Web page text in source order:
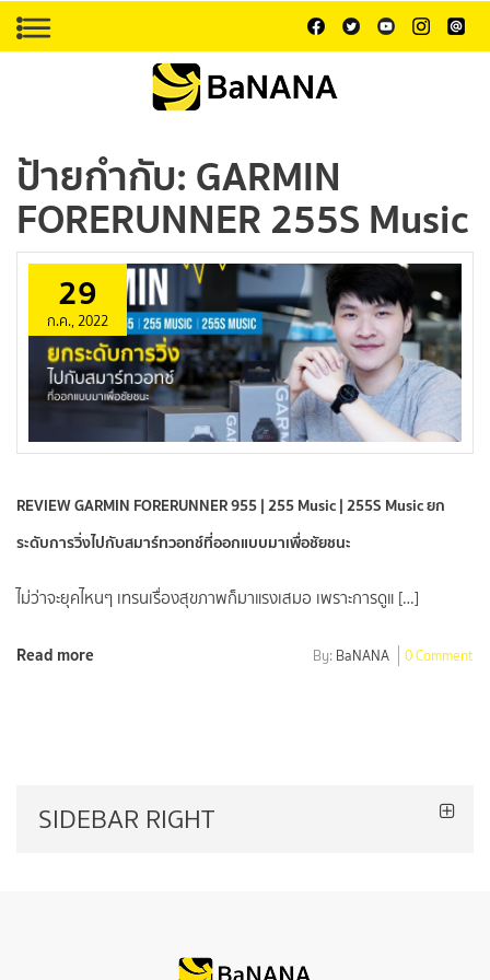
ป้ายกำกับ:GARMIN
FORERUNNER 255S Music
29
ก.ค., 2022
REVIEW GARMIN FORERUNNER 955 | 255 Music | 255S Music ยก
ระดับการวิ่งไปกับสมาร์ทวอทช์ที่ออกแบบมาเพื่อชัยชนะ
ไม่ว่าจะยุคไหนๆ เทรนเรื่องสุขภาพก็มาแรงเสมอ เพราะการดูแ […]
Read more By: BaNANA 0 Comment
SIDEBAR RIGHT